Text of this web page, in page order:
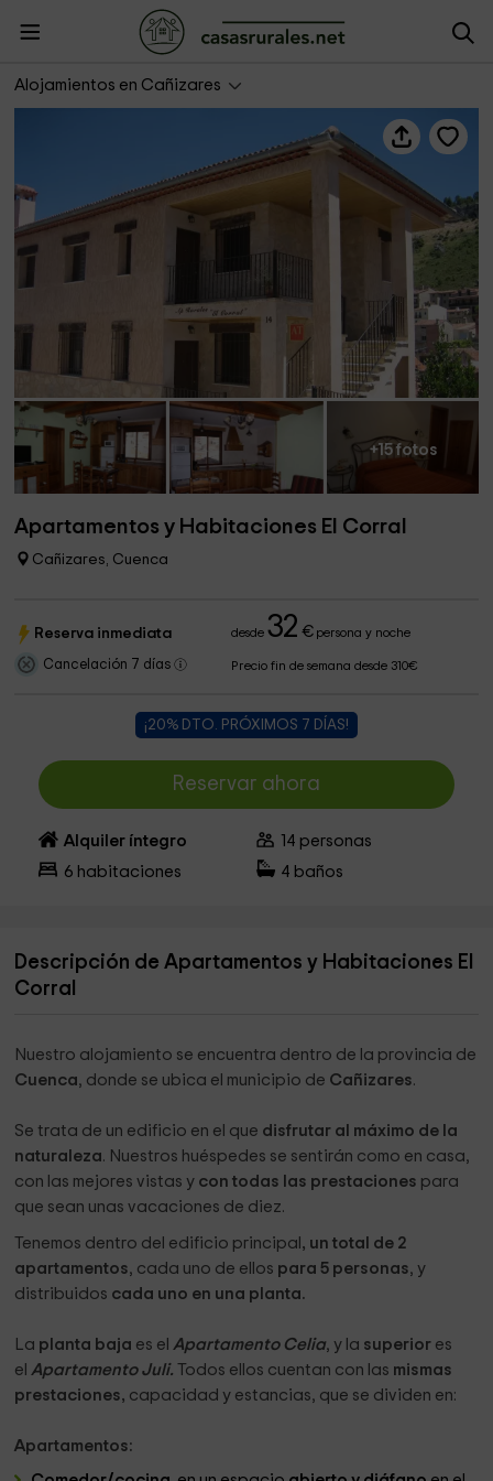
Alojamientos en Cañizares
Apartamentos y Habitaciones El Corral
+15 fotos
Apartamentos y Habitaciones El Corral
Cañizares, Cuenca
Reserva inmediata desde32 €persona y noche
Cancelación 7 días Precio fin de semana desde 310€
¡20% DTO. PRÓXIMOS 7 DÍAS!
Reservar ahora
Alquiler íntegro 14 personas
6 habitaciones 4 baños
Descripción de Apartamentos y Habitaciones El
Corral
Nuestro alojamiento se encuentra dentro de la provincia de
Cuenca, donde se ubica el municipio de Cañizares.
Se trata de un edificio en el que disfrutar al máximo de la
naturaleza. Nuestros huéspedes se sentirán como en casa,
con las mejores vistas y con todas las prestaciones para
que sean unas vacaciones de diez.
Tenemos dentro del edificio principal , un total de 2
apartamentos, cada uno de ellos para 5 personas, y
distribuidos cada uno en una planta.
La planta baja es elApartamento Celia, y la superior es
elApartamento Juli. Todos ellos cuentan con las mismas
prestaciones, capacidad y estancias, que se dividen en:
Apartamentos: